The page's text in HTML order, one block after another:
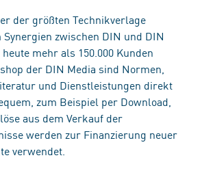
der größten Technikverlage
Synergien zwischen DIN und DIN
mehr als 150.000 Kunden
der DIN Media sind Normen,
und Dienstleistungen direkt
zum Beispiel per Download,
aus dem Verkauf der
werden zur Finanzierung neuer
verwendet.